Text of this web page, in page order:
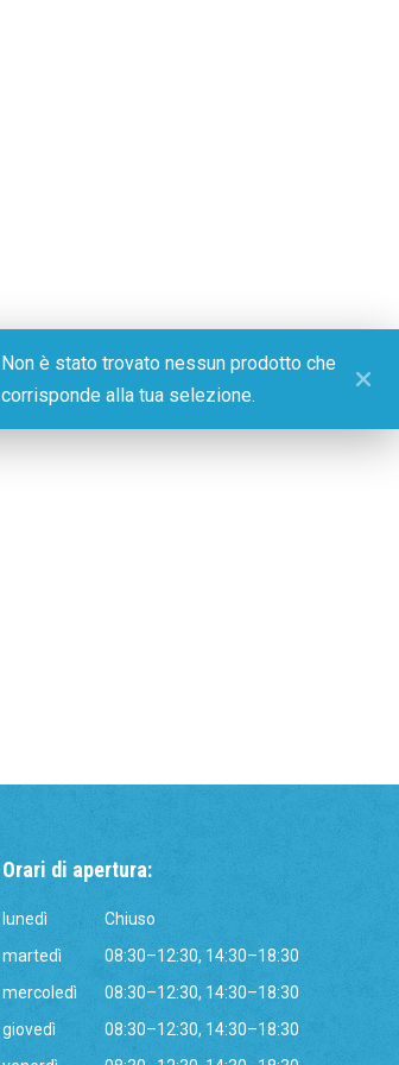
Non è stato trovato nessun prodotto che
corrisponde alla tua selezione.
Orari di apertura:
lunedì
Chiuso
martedì
08:30–12:30, 14:30–18:30
mercoledì
08:30–12:30, 14:30–18:30
giovedì
08:30–12:30, 14:30–18:30